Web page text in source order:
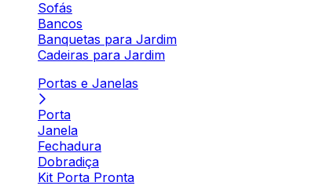
Sofás
Bancos
Banquetas para Jardim
Cadeiras para Jardim
Portas e Janelas
Porta
Janela
Fechadura
Dobradiça
Kit Porta Pronta